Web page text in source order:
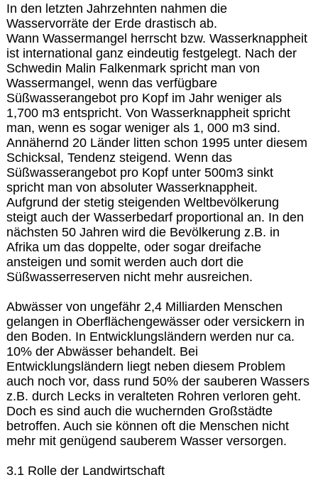
In den letzten Jahrzehnten nahmen die
Wasservorräte der Erde drastisch ab.
Wann Wassermangel herrscht bzw. Wasserknappheit
ist international ganz eindeutig festgelegt. Nach der
Schwedin Malin Falkenmark spricht man von
Wassermangel, wenn das verfügbare
Süßwasserangebot pro Kopf im Jahr weniger als
1,700 m3 entspricht. Von Wasserknappheit spricht
man, wenn es sogar weniger als 1, 000 m3 sind.
Annähernd 20 Länder litten schon 1995 unter diesem
Schicksal, Tendenz steigend. Wenn das
Süßwasserangebot pro Kopf unter 500m3 sinkt
spricht man von absoluter Wasserknappheit.
Aufgrund der stetig steigenden Weltbevölkerung
steigt auch der Wasserbedarf proportional an. In den
nächsten 50 Jahren wird die Bevölkerung z.B. in
Afrika um das doppelte, oder sogar dreifache
ansteigen und somit werden auch dort die
Süßwasserreserven nicht mehr ausreichen.
Abwässer von ungefähr 2,4 Milliarden Menschen
gelangen in Oberflächengewässer oder versickern in
den Boden. In Entwicklungsländern werden nur ca.
10% der Abwässer behandelt. Bei
Entwicklungsländern liegt neben diesem Problem
auch noch vor, dass rund 50% der sauberen Wassers
z.B. durch Lecks in veralteten Rohren verloren geht.
Doch es sind auch die wuchernden Großstädte
betroffen. Auch sie können oft die Menschen nicht
mehr mit genügend sauberem Wasser versorgen.
3.1 Rolle der Landwirtschaft